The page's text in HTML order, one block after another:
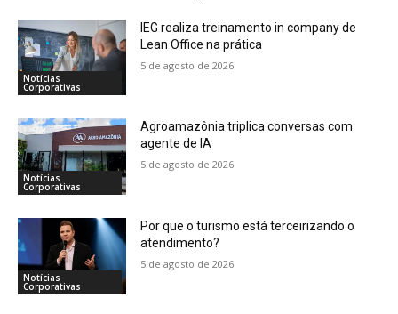
Notícias
Corporativas
IEG realiza treinamento in company de
Lean Office na prática
5 de agosto de 2026
Notícias
Corporativas
Agroamazônia triplica conversas com
agente de IA
5 de agosto de 2026
Notícias
Corporativas
Por que o turismo está terceirizando o
atendimento?
5 de agosto de 2026